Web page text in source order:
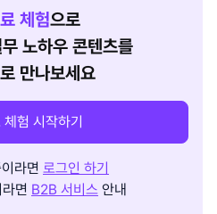
체험으로
노하우 콘텐츠를
만나보세요
험 시작하기
라면 로그인 하기
면 B2B 서비스 안내